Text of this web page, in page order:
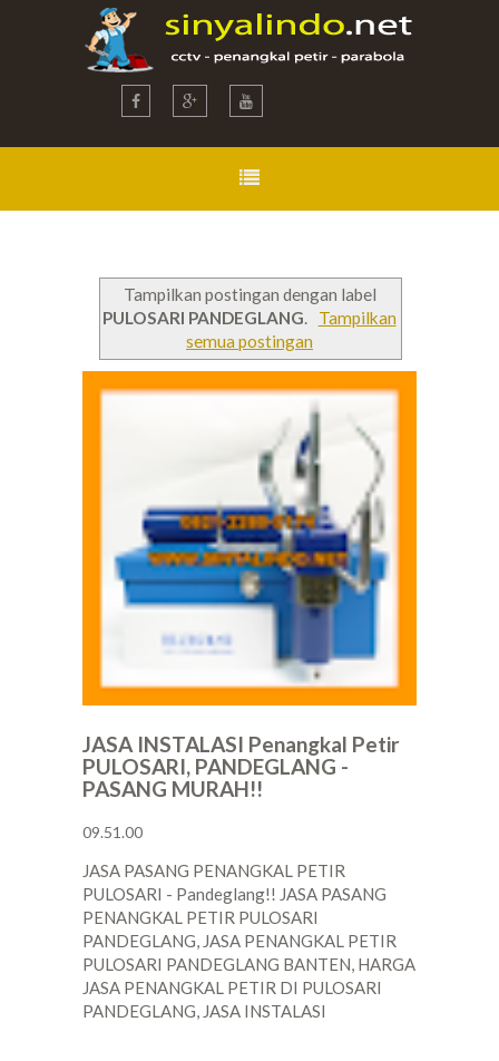
Tampilkan postingan dengan label
PULOSARI PANDEGLANG.
Tampilkan
semua postingan
JASA INSTALASI Penangkal Petir
PULOSARI, PANDEGLANG -
PASANG MURAH!!
09.51.00
JASA PASANG PENANGKAL PETIR
PULOSARI - Pandeglang!! JASA PASANG
PENANGKAL PETIR PULOSARI
PANDEGLANG, JASA PENANGKAL PETIR
PULOSARI PANDEGLANG BANTEN, HARGA
JASA PENANGKAL PETIR DI PULOSARI
PANDEGLANG, JASA INSTALASI